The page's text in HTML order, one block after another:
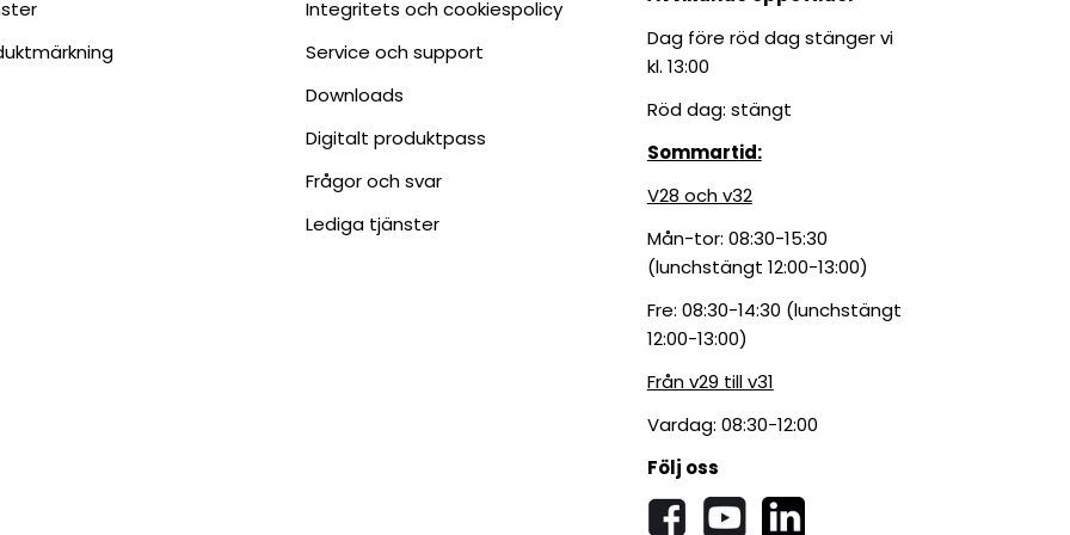
Integritets och cookiespolicy
Service och support
Downloads
Digitalt produktpass
Frågor och svar
Lediga tjänster
Dag före röd dag stänger vi
kl. 13:00
Röd dag: stängt
Sommartid:
V28 och v32
Mån-tor: 08:30-15:30
(lunchstängt 12:00-13:00)
Fre: 08:30-14:30 (lunchstängt
12:00-13:00)
Från v29 till v31
Vardag: 08:30-12:00
Följ oss